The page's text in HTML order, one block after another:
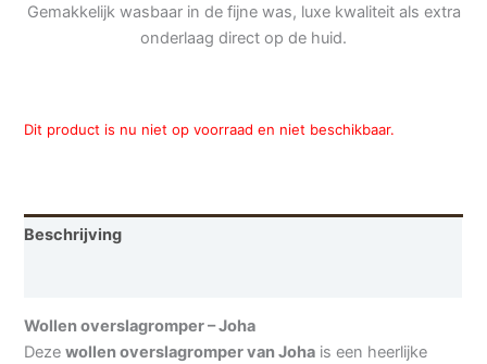
Gemakkelijk wasbaar in de fijne was, luxe kwaliteit als extra
onderlaag direct op de huid.
Dit product is nu niet op voorraad en niet beschikbaar.
Beschrijving
Wollen overslagromper – Joha
Dezewollen overslagromper van Joha is een heerlijke